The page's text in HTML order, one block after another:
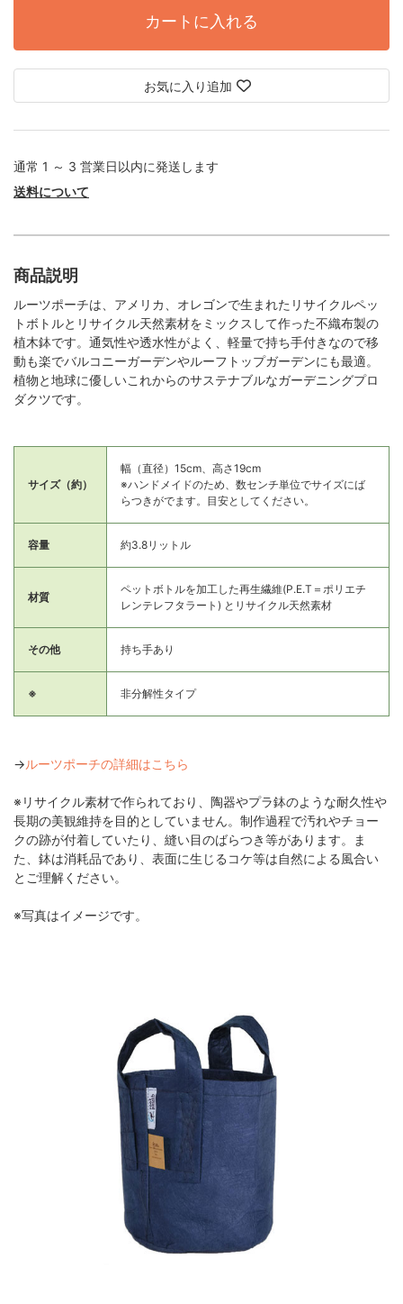
カートに入れる
お気に入り追加
通常 1 ～ 3 営業日以内に発送します
送料について
商品説明
ルーツポーチは、アメリカ、オレゴンで生まれたリサイクルペッ
トボトルとリサイクル天然素材をミックスして作った不織布製の
植木鉢です。通気性や透水性がよく、軽量で持ち手付きなので移
動も楽でバルコニーガーデンやルーフトップガーデンにも最適。
植物と地球に優しいこれからのサステナブルなガーデニングプロ
ダクツです。
サイズ（約）
幅（直径）15cm、高さ19cm
※ハンドメイドのため、数センチ単位でサイズにば
らつきがでます。目安としてください。
容量 約3.8リットル
材質
ペットボトルを加工した再生繊維(P.E.T＝ポリエチ
レンテレフタラート) とリサイクル天然素材
その他 持ち手あり
※ 非分解性タイプ
→ルーツポーチの詳細はこちら
※リサイクル素材で作られており、陶器やプラ鉢のような耐久性や
長期の美観維持を目的としていません。制作過程で汚れやチョー
クの跡が付着していたり、縫い目のばらつき等があります。ま
た、鉢は消耗品であり、表面に生じるコケ等は自然による風合い
とご理解ください。
※写真はイメージです。